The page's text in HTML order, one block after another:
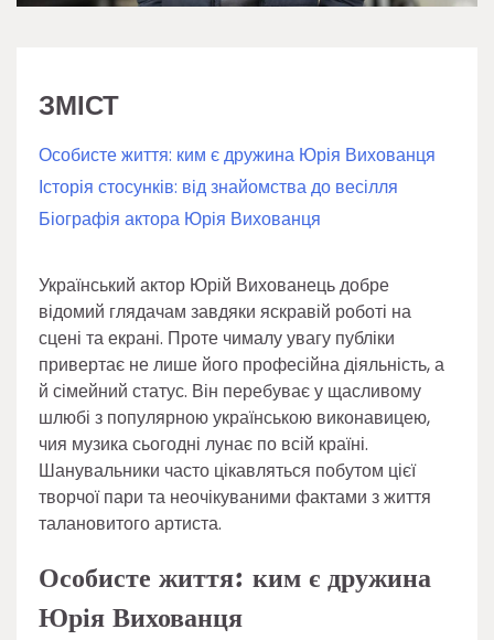
ЗМІСТ
Особисте життя: ким є дружина Юрія Вихованця
Історія стосунків: від знайомства до весілля
Біографія актора Юрія Вихованця
Український актор Юрій Вихованець добре
відомий глядачам завдяки яскравій роботі на
сцені та екрані. Проте чималу увагу публіки
привертає не лише його професійна діяльність, а
й сімейний статус. Він перебуває у щасливому
шлюбі з популярною українською виконавицею,
чия музика сьогодні лунає по всій країні.
Шанувальники часто цікавляться побутом цієї
творчої пари та неочікуваними фактами з життя
талановитого артиста.
Особисте життя: ким є дружина
Юрія Вихованця